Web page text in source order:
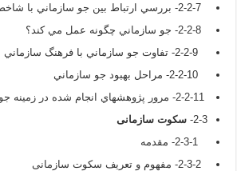
2-2-7- بررسي ارتباط بين جو سازماني با شاخص­هاي سازماني
2-2-8- جو سازماني چگونه عمل مي كند؟
2-2-9- تفاوت جو سازماني با فرهنگ سازماني
2-2-10- مراحل بهبود جو سازماني
2-3- سکوت سازمانی
2-3-2- مفهوم و تعریف سکوت سازمانی